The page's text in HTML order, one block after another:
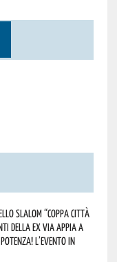
slalom “Coppa Città
della ex via Appia a
L’evento in